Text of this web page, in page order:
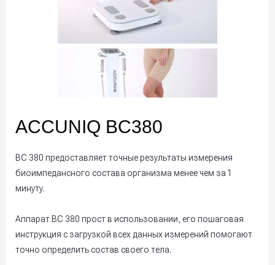
ACCUNIQ BC380
BC 380 предоставляет точные результаты измерения
биоимпедансного состава организма менее чем за 1
минуту.
Аппарат BC 380 прост в использовании, его пошаговая
инструкция с загрузкой всех данных измерений помогают
точно определить состав своего тела.